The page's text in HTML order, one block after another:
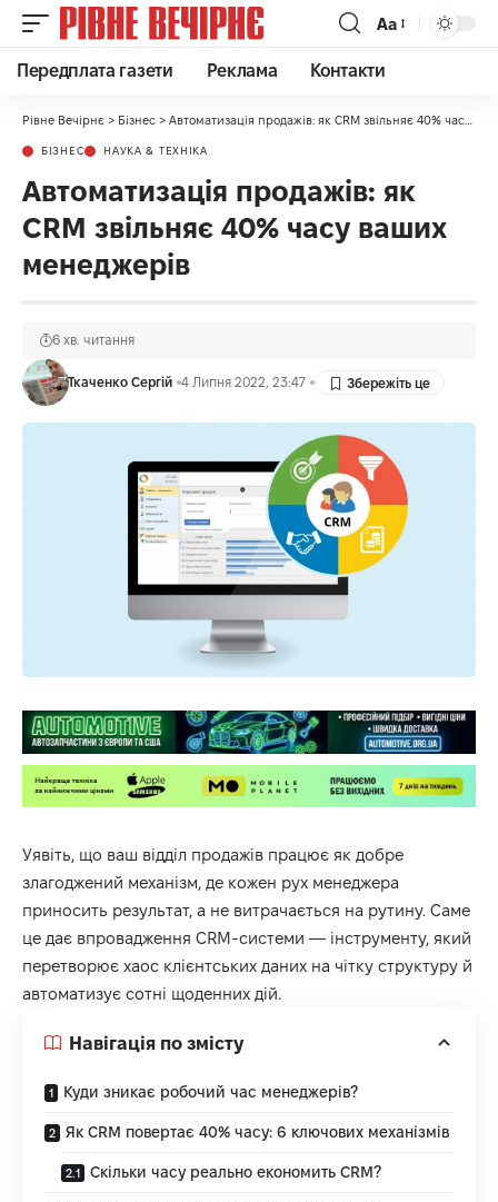
Аа
Передплата газети Реклама Контакти
Рівне Вечірнє > Бізнес > Автоматизація продажів: як CRM звільняє 40% часу ваших менеджерів
БІЗНЕС НАУКА & ТЕХНІКА
Автоматизація продажів: як
CRM звільняє 40% часу ваших
менеджерів
Ткаченко Сергій 4 Липня 2022, 23:47
6 хв. читання
Уявіть, що ваш відділ продажів працює як добре
злагоджений механізм, де кожен рух менеджера
приносить результат, а не витрачається на рутину. Саме
це дає впровадження CRM-системи — інструменту, який
перетворює хаос клієнтських даних на чітку структуру й
автоматизує сотні щоденних дій.
Навігація по змісту
Куди зникає робочий час менеджерів?
Як CRM повертає 40% часу: 6 ключових механізмів
Скільки часу реально економить CRM?